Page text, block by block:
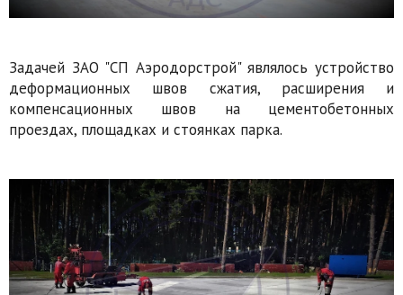
Задачей ЗАО "СП Аэродорстрой" являлось устройство
деформационных швов сжатия, расширения и
компенсационных швов на цементобетонных
проездах, площадках и стоянках парка.